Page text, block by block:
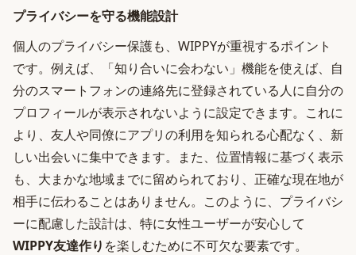
プライバシーを守る機能設計
個人のプライバシー保護も、WIPPYが重視するポイント
です。例えば、「知り合いに会わない」機能を使えば、自
分のスマートフォンの連絡先に登録されている人に自分の
プロフィールが表示されないように設定できます。これに
より、友人や同僚にアプリの利用を知られる心配なく、新
しい出会いに集中できます。また、位置情報に基づく表示
も、大まかな地域までに留められており、正確な現在地が
相手に伝わることはありません。このように、プライバシ
ーに配慮した設計は、特に女性ユーザーが安心して
WIPPY友達作り を楽しむために不可欠な要素です。